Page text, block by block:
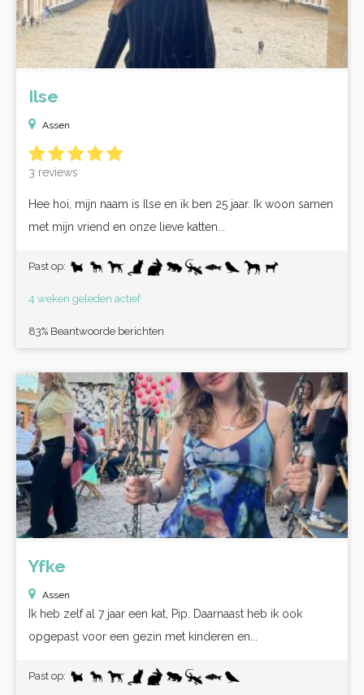
Ilse
Assen
3 reviews
Hee hoi, mijn naam is Ilse en ik ben 25 jaar. Ik woon samen
met mijn vriend en onze lieve katten...
Past op:
4 weken geleden actief
83% Beantwoorde berichten
Yfke
Assen
Ik heb zelf al 7 jaar een kat, Pip. Daarnaast heb ik ook
opgepast voor een gezin met kinderen en...
Past op: